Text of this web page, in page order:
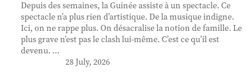
Depuis des semaines, la Guinée assiste à un spectacle. Ce
spectacle n’a plus rien d’artistique. De la musique indigne.
Ici, on ne rappe plus. On désacralise la notion de famille. Le
plus grave n’est pas le clash lui-même. C’est ce qu’il est
devenu. ...
28 July, 2026